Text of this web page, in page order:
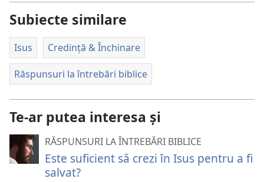
Subiecte similare
Isus Credință & Închinare
Răspunsuri la întrebări biblice
Te-ar putea interesa și
RĂSPUNSURI LA ÎNTREBĂRI BIBLICE
Este suficient să crezi în Isus pentru a fi
salvat?